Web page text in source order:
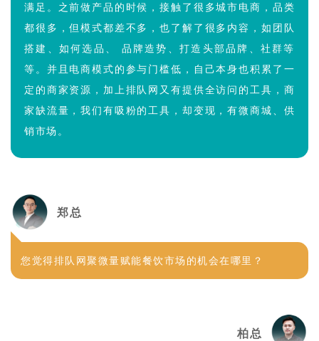
满足。之前做产品的时候，接触了很多城市电商，品类
都很多，但模式都差不多，也了解了很多内容，如团队
搭建、如何选品、 品牌造势、打造头部品牌、社群等
等。并且电商模式的参与门槛低，自己本身也积累了一
定的商家资源，加上排队网又有提供全访问的工具，商
家缺流量，我们有吸粉的工具，却变现，有微商城、供
销市场。
郑总
您觉得排队网聚微量赋能餐饮市场的机会在哪里？
柏总